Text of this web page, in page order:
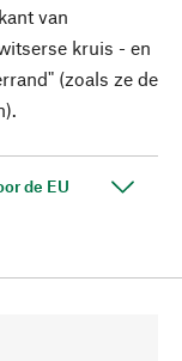
van
kruis - en
(zoals ze de
de EU